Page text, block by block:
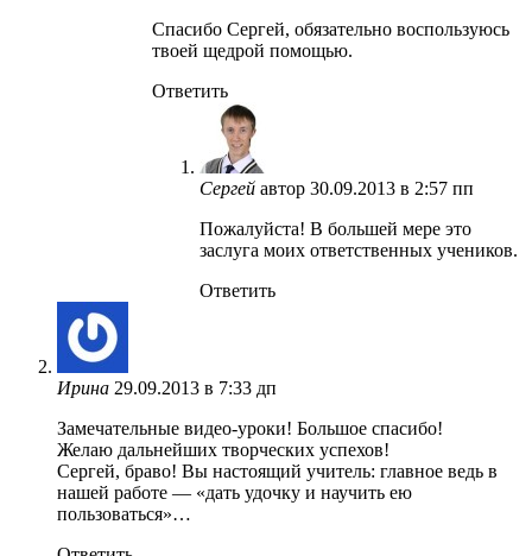
Спасибо Сергей, обязательно воспользуюсь
твоей щедрой помощью.
Ответить
Сергей автор 30.09.2013 в 2:57 пп
Пожалуйста! В большей мере это
заслуга моих ответственных учеников.
Ответить
Ирина 29.09.2013 в 7:33 дп
Замечательные видео-уроки! Большое спасибо!
Желаю дальнейших творческих успехов!
Сергей, браво! Вы настоящий учитель: главное ведь в
нашей работе — «дать удочку и научить ею
пользоваться»…